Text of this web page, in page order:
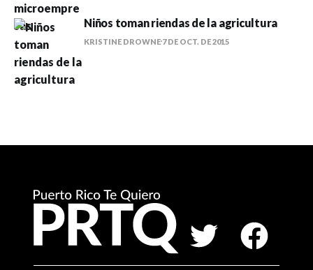
Niños toman riendas de la agricultura
KRISTINE DROWNE 7 DE OCT. DE 2015